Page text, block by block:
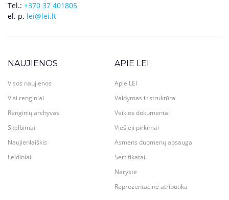
Tel.: +370 37 401805
el. p. lei@lei.lt
NAUJIENOS
Visos naujienos
Visi renginiai
Renginių archyvas
Skelbimai
Naujienlaiškis
Leidiniai
APIE LEI
Apie LEI
Valdymas ir struktūra
Veiklos dokumentai
Viešieji pirkimai
Asmens duomenų apsauga
Sertifikatai
Narystė
Reprezentacinė atributika